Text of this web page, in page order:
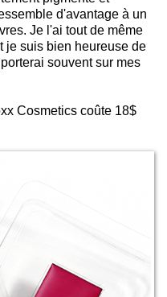
d'avantage à un
Je l'ai tout de même
je suis bien heureuse de
souvent sur mes
Cosmetics coûte 18$